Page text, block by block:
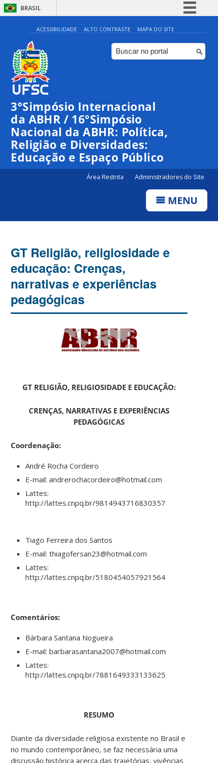
BRASIL
Simplifique!
Comunica BR
Participe
Canais
ACESSIBILIDADE ALTO CONTRASTE MAPA DO SITE
3°Simpósio Internacional
da ABHR / 16°Simpósio
Nacional da ABHR: Política,
Religião e Diversidades:
Educação e Espaço Público
Área Restrita Administradores do Site
MENU
GT Religião, religiosidade e
educação: Crenças,
narrativas e experiências
pedagógicas
GT RELIGIÃO, RELIGIOSIDADE E EDUCAÇÃO:
CRENÇAS, NARRATIVAS E EXPERIÊNCIAS
PEDAGÓGICAS
Coordenação:
André Rocha Cordeiro
E-mail: andrerochacordeiro@hotmail.com
Lattes:
http://lattes.cnpq.br/9814943716830357
Tiago Ferreira dos Santos
E-mail: thiagofersan23@hotmail.com
Lattes:
http://lattes.cnpq.br/5180454057921564
Comentários:
Bárbara Santana Nogueira
E-mail: barbarasantana2007@hotmail.com
Lattes:
http://lattes.cnpq.br/7881649333133625
RESUMO
Diante da diversidade religiosa existente no Brasil e
no mundo contemporâneo, se faz necessária uma
discussão histórica acerca das trajetórias, vivências